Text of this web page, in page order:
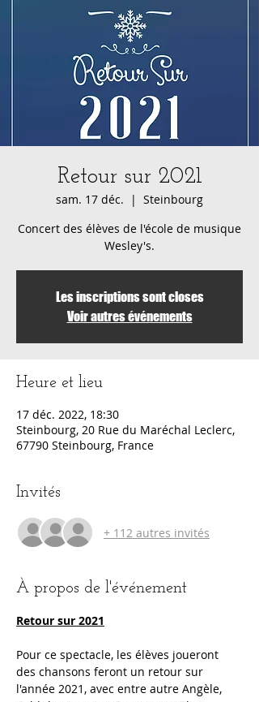
Retour sur 2021
sam. 17 déc.
  |
Steinbourg
Concert des élèves de l'école de musique
Wesley's.
Les inscriptions sont closes
Voir autres événements
Heure et lieu
17 déc. 2022, 18:30
Steinbourg, 20 Rue du Maréchal Leclerc,
67790 Steinbourg, France
Invités
+ 112 autres invités
À propos de l'événement
Retour sur 2021
Pour ce spectacle, les élèves joueront
des chansons feront un retour sur
l'année 2021, avec entre autre Angèle,